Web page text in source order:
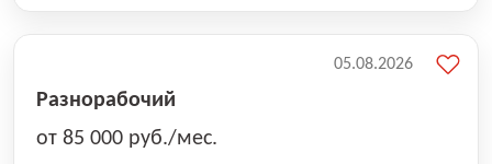
Разнорабочий
от 85 000 руб./мес.
05.08.2026